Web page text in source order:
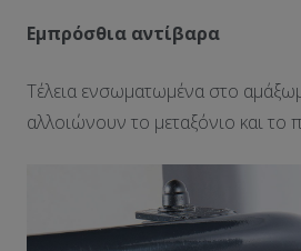
Εμπρόσθια αντίβαρα
Τέλεια ενσωματωμένα στο
αλλοιώνουν το μεταξόνιο και το